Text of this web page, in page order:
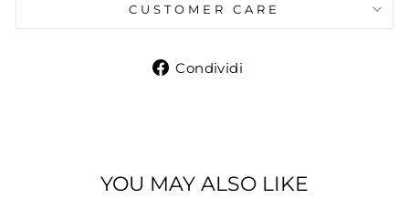
CUSTOMER CARE
Condividi
YOU MAY ALSO LIKE